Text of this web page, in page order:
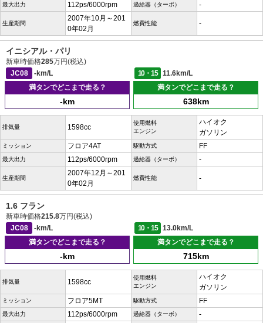
最大出力 112ps/6000rpm 過給器（ターボ） -
生産期間
2007年10月～201
0年02月
燃費性能 -
イニシアル・パリ
新車時価格285万円(税込)
JC08
-km/L 10・15
11.6km/L
満タンでどこまで走る？
-km
満タンでどこまで走る？
638km
排気量 1598cc
使用燃料
エンジン
ハイオク
ガソリン
ミッション フロア4AT 駆動方式 FF
最大出力 112ps/6000rpm 過給器（ターボ） -
生産期間
2007年12月～201
0年02月
燃費性能 -
1.6 フラン
新車時価格215.8万円(税込)
JC08
-km/L 10・15
13.0km/L
満タンでどこまで走る？
-km
満タンでどこまで走る？
715km
排気量 1598cc
使用燃料
エンジン
ハイオク
ガソリン
ミッション フロア5MT 駆動方式 FF
最大出力 112ps/6000rpm 過給器（ターボ） -